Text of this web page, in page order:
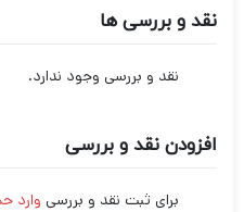
نقد و بررسی ها
نقد و بررسی وجود ندارد.
افزودن نقد و بررسی
برای ثبت نقد و بررسی وارد